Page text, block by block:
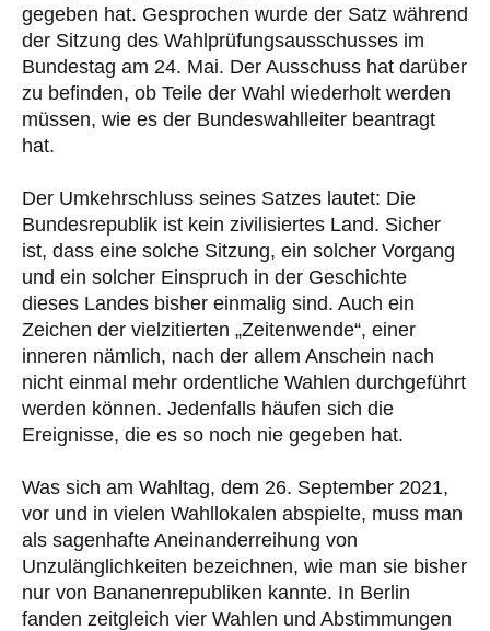
gegeben hat. Gesprochen wurde der Satz während
der Sitzung des Wahlprüfungsausschusses im
Bundestag am 24. Mai. Der Ausschuss hat darüber
zu befinden, ob Teile der Wahl wiederholt werden
müssen, wie es der Bundeswahlleiter beantragt
hat.
Der Umkehrschluss seines Satzes lautet: Die
Bundesrepublik ist kein zivilisiertes Land. Sicher
ist, dass eine solche Sitzung, ein solcher Vorgang
und ein solcher Einspruch in der Geschichte
dieses Landes bisher einmalig sind. Auch ein
Zeichen der vielzitierten „Zeitenwende“, einer
inneren nämlich, nach der allem Anschein nach
nicht einmal mehr ordentliche Wahlen durchgeführt
werden können. Jedenfalls häufen sich die
Ereignisse, die es so noch nie gegeben hat.
Was sich am Wahltag, dem 26. September 2021,
vor und in vielen Wahllokalen abspielte, muss man
als sagenhafte Aneinanderreihung von
Unzulänglichkeiten bezeichnen, wie man sie bisher
nur von Bananenrepubliken kannte. In Berlin
fanden zeitgleich vier Wahlen und Abstimmungen